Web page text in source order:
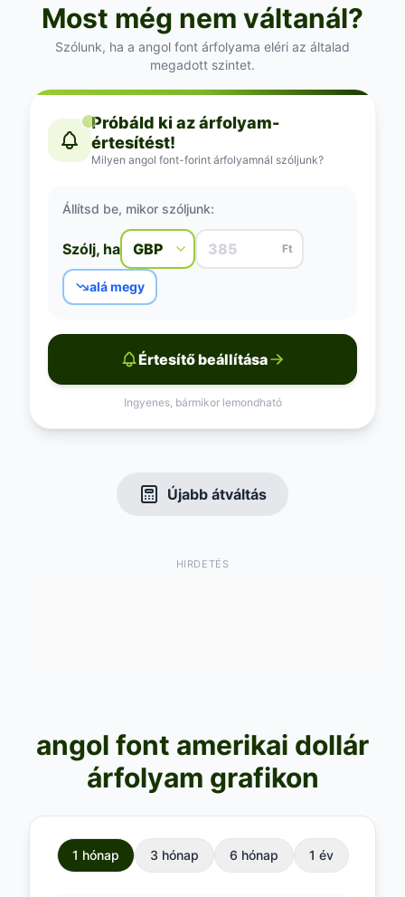
Most még nem váltanál?
Szólunk, ha a angol font árfolyama eléri az általad
megadott szintet.
Próbáld ki az árfolyam-
értesítést!
Milyen angol font-forint árfolyamnál szóljunk?
Állítsd be, mikor szóljunk:
Szólj, ha Ft
alá megy
Értesítő beállítása
Ingyenes, bármikor lemondható
Újabb átváltás
HIRDETÉS
angol font amerikai dollár
árfolyam grafikon
1 hónap 3 hónap 6 hónap 1 év